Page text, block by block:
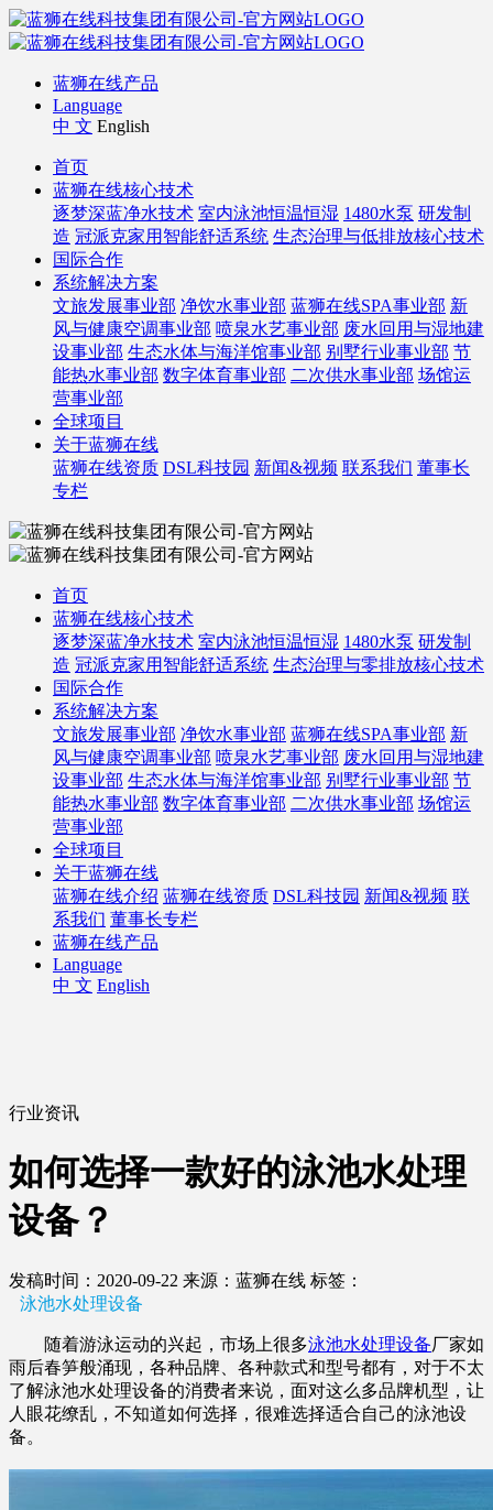
蓝狮在线产品
Language
中 文 English
首页
蓝狮在线核心技术
逐梦深蓝净水技术 室内泳池恒温恒湿 1480水泵 研发制
造 冠派克家用智能舒适系统 生态治理与低排放核心技术
国际合作
系统解决方案
文旅发展事业部 净饮水事业部 蓝狮在线SPA事业部 新
风与健康空调事业部 喷泉水艺事业部 废水回用与湿地建
设事业部 生态水体与海洋馆事业部 别墅行业事业部 节
能热水事业部 数字体育事业部 二次供水事业部 场馆运
营事业部
全球项目
关于蓝狮在线
蓝狮在线资质 DSL科技园 新闻&视频 联系我们 董事长
专栏
首页
蓝狮在线核心技术
逐梦深蓝净水技术 室内泳池恒温恒湿 1480水泵 研发制
造 冠派克家用智能舒适系统 生态治理与零排放核心技术
国际合作
系统解决方案
文旅发展事业部 净饮水事业部 蓝狮在线SPA事业部 新
风与健康空调事业部 喷泉水艺事业部 废水回用与湿地建
设事业部 生态水体与海洋馆事业部 别墅行业事业部 节
能热水事业部 数字体育事业部 二次供水事业部 场馆运
营事业部
全球项目
关于蓝狮在线
蓝狮在线介绍 蓝狮在线资质 DSL科技园 新闻&视频 联
系我们 董事长专栏
蓝狮在线产品
Language
中 文 English
行业资讯
如何选择一款好的泳池水处理
设备？
发稿时间：2020-09-22 来源：蓝狮在线 标签：
泳池水处理设备
随着游泳运动的兴起，市场上很多泳池水处理设备厂家如
雨后春笋般涌现，各种品牌、各种款式和型号都有，对于不太
了解泳池水处理设备的消费者来说，面对这么多品牌机型，让
人眼花缭乱，不知道如何选择，很难选择适合自己的泳池设
备。